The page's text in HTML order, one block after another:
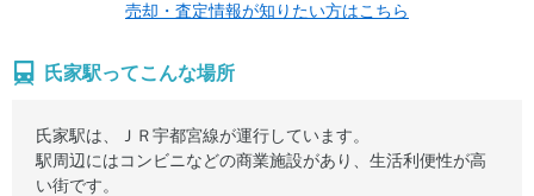
売却・査定情報が知りたい方はこちら
氏家駅ってこんな場所
氏家駅は、ＪＲ宇都宮線が運行しています。
駅周辺にはコンビニなどの商業施設があり、生活利便性が高
い街です。